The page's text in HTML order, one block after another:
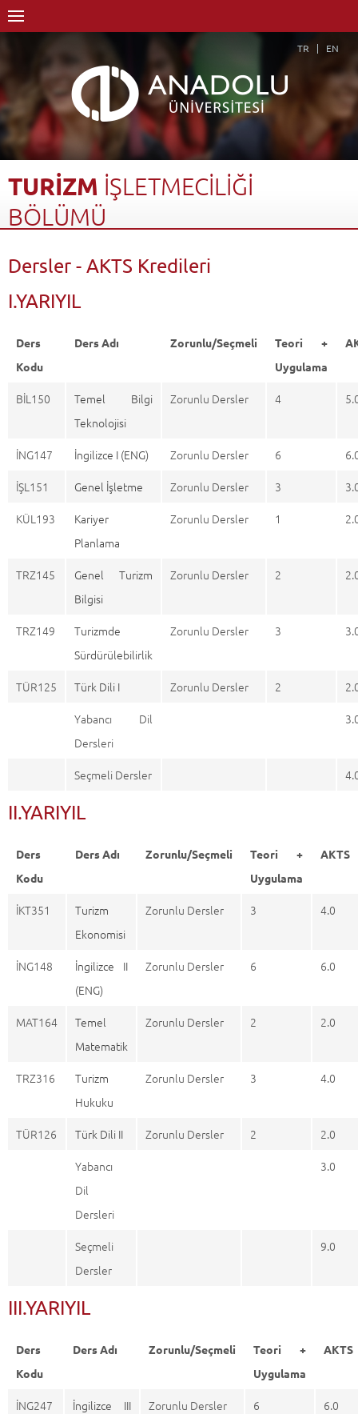
TR EN
TURİZM İŞLETMECİLİĞİ
BÖLÜMÜ
Turizm İşletmeciliği Bölümü
Dersler - AKTS Kredileri
Dersler - AKTS Kredileri
I.YARIYIL
Ders
Kodu
Ders Adı Zorunlu/Seçmeli
Teori +
Uygulama
BİL150
Temel Bilgi
Teknolojisi
Zorunlu Dersler 4
İNG147 İngilizce I (ENG) Zorunlu Dersler 6
İŞL151
Genel İşletme Zorunlu Dersler 3
KÜL193
Kariyer
Planlama
Zorunlu Dersler 1
TRZ145
Genel Turizm
Bilgisi
Zorunlu Dersler 2
TRZ149
Turizmde
Sürdürülebilirlik
Zorunlu Dersler 3
TÜR125 Türk Dili I Zorunlu Dersler 2
Yabancı Dil
Dersleri
Seçmeli Dersler
II.YARIYIL
Ders
Kodu
Ders Adı Zorunlu/Seçmeli
Teori +
Uygulama
AKTS
İKT351
Turizm
Ekonomisi
Zorunlu Dersler 3 4.0
İNG148
İngilizce II
(ENG)
Zorunlu Dersler 6 6.0
MAT164
Temel
Matematik
Zorunlu Dersler 2 2.0
TRZ316
Turizm
Hukuku
Zorunlu Dersler 3 4.0
TÜR126 Türk Dili II Zorunlu Dersler 2
2.0
Yabancı
Dil
Dersleri
3.0
Seçmeli
Dersler
9.0
III.YARIYIL
Ders
Kodu
Ders Adı Zorunlu/Seçmeli
Teori +
Uygulama
AKTS
İNG247
İngilizce III
Zorunlu Dersler 6 6.0